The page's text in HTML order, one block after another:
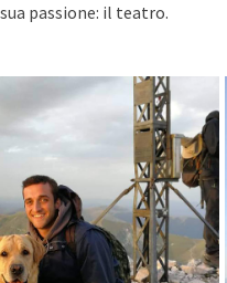
passione: il teatro.